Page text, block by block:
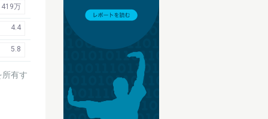
419万
4.4
5.8
有す